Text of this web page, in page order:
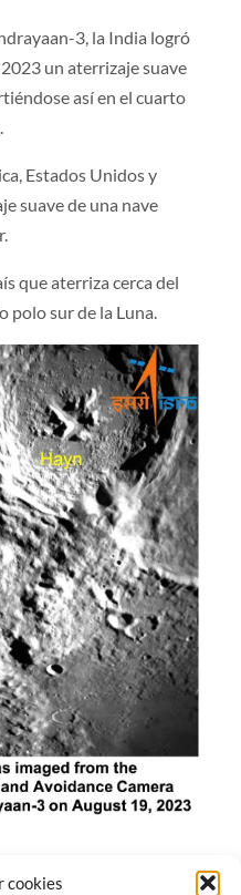
cookies
3, la India logró
un aterrizaje suave
así en el cuarto
Estados Unidos y
suave de una nave
que aterriza cerca del
polo sur de la Luna.